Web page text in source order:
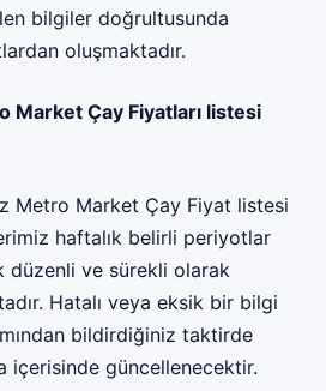
bilgiler doğrultusunda
oluşmaktadır.
Market Çay Fiyatları listesi
Metro Market Çay Fiyat listesi
haftalık belirli periyotlar
düzenli ve sürekli olarak
Hatalı veya eksik bir bilgi
bildirdiğiniz taktirde
içerisinde güncellenecektir.